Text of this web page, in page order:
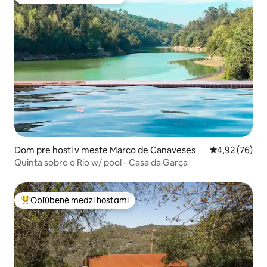
Dom pre hostí v meste Marco de Canaveses Priemerné
4,92 (76)
Quinta sobre o Rio w/ pool - Casa da Garça
Najobľúbenejšie medzi hosťami
Obľúbené medzi hosťami